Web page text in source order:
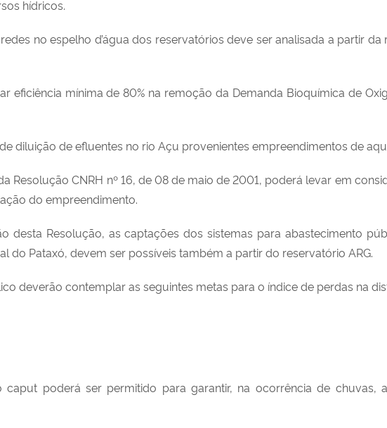
hídricos.
no espelho d’água dos reservatórios deve ser analisada a partir da
mínima de 80% na remoção da Demanda Bioquímica de
diluição de efluentes no rio Açu provenientes empreendimentos de
Resolução CNRH nº 16, de 08 de maio de 2001, poderá levar em
do empreendimento.
desta Resolução, as captações dos sistemas para abastecimento
do Pataxó, devem ser possíveis também a partir do reservatório ARG.
deverão contemplar as seguintes metas para o índice de perdas na
poderá ser permitido para garantir, na ocorrência de chuvas,